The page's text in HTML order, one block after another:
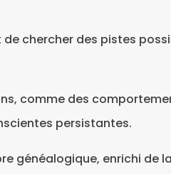
chercher des pistes
comme des
persistantes.
généalogique, enrichi de